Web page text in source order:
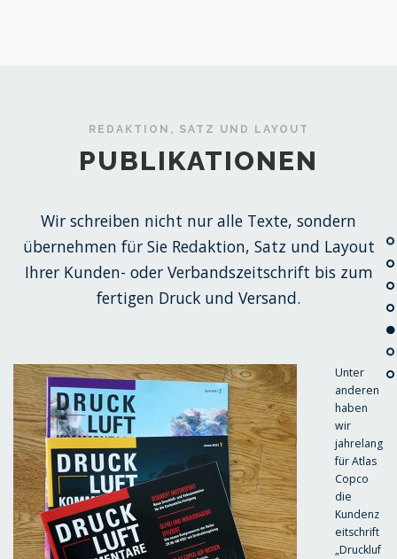
REDAKTION, SATZ UND LAYOUT
PUBLIKATIONEN
Wir schreiben nicht nur alle Texte, sondern
übernehmen für Sie Redaktion, Satz und Layout
Ihrer Kunden- oder Verbandszeitschrift bis zum
fertigen Druck und Versand.
Unter
anderen
haben
wir
jahrelang
für Atlas
Copco
die
Kundenz
eitschrift
„Druckluf